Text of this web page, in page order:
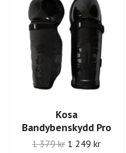
Kosa
Bandybenskydd Pro
1 379 kr 1 249 kr